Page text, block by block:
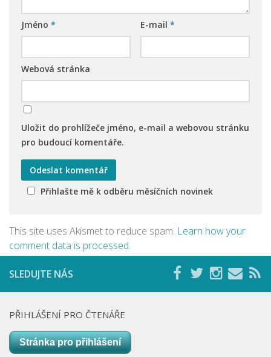
Jméno * E-mail *
Webová stránka
Uložit do prohlížeče jméno, e-mail a webovou stránku
pro budoucí komentáře.
Přihlašte mě k odběru měsíčních novinek
This site uses Akismet to reduce spam. Learn how your
comment data is processed.
SLEDUJTE NÁS
PŘIHLÁŠENÍ PRO ČTENÁŘE
Stránka pro přihlášení